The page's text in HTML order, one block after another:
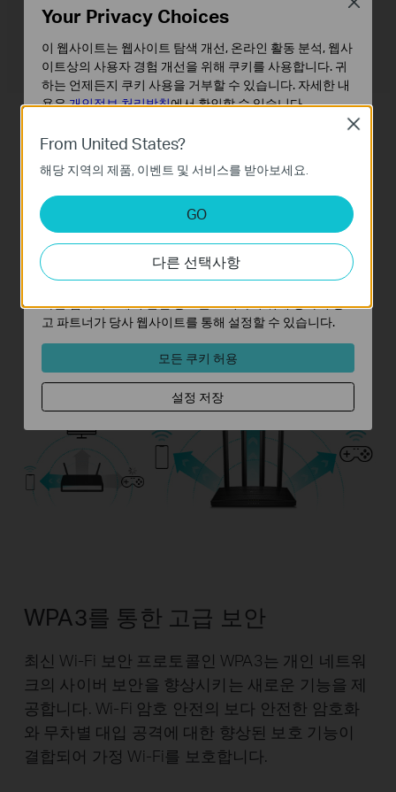
더 많은 장치 동시 연결
Archer C80은 MU-MIMO 기술로 보다 효율적으로
통신함으로써 디바이스가 최적의 성능을 달성하
도록 도와줍니다. 여러 장치가 사용 가능한 최상의
대역에서 데이터를 송수신할 수 있습니다. 모든 장
치에서 끊김없이 엔터테인먼트를 즐기십시오.
WPA3를 통한 고급 보안
최신 Wi-Fi 보안 프로토콜인 WPA3는 개인 네트워
크의 사이버 보안을 향상시키는 새로운 기능을 제
공합니다. Wi-Fi 암호 안전의 보다 안전한 암호화
와 무차별 대입 공격에 대한 향상된 보호 기능이
결합되어 가정 Wi-Fi를 보호합니다.
From United States?
해당 지역의 제품, 이벤트 및 서비스를 받아보세요.
GO
다른 선택사항
Close
Your Privacy Choices
이 웹사이트는 웹사이트 탐색 개선, 온라인 활동 분석, 웹사
이트상의 사용자 경험 개선을 위해 쿠키를 사용합니다. 귀
하는 언제든지 쿠키 사용을 거부할 수 있습니다. 자세한 내
용은개인정보 처리방침에서 확인할 수 있습니다.
이 쿠키는 웹사이트가 작동하는 데 필요하며 사용자의 시
스템에서 비활성화할 수 없습니다.
분석 및 마케팅 쿠키
분석 쿠키는 웹사이트의 기능을 개선하고 조정하기 위해
웹사이트에서의 사용자 활동을 분석하는 데 사용하는 쿠키
입니다.
마케팅 쿠키는 귀하의 관심사에 대한 프로필을 생성하고
다른 웹사이트에서 관련 광고를 표시하기 위해 당사의 광
고 파트너가 당사 웹사이트를 통해 설정할 수 있습니다.
모든 쿠키 허용
설정 저장